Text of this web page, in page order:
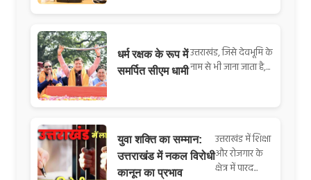
धर्म रक्षक के रूप में
समर्पित सीएम धामी
उत्तराखंड, जिसे देवभूमि के
नाम से भी जाना जाता है,...
युवा शक्ति का सम्मान:
उत्तराखंड में नकल विरोधी
कानून का प्रभाव
उत्तराखंड में शिक्षा
और रोजगार के
क्षेत्र में पारद...